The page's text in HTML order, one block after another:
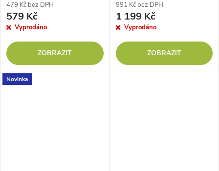
479 Kč bez DPH
579 Kč
Vyprodáno
ZOBRAZIT
991 Kč bez DPH
1 199 Kč
Vyprodáno
ZOBRAZIT
Novinka